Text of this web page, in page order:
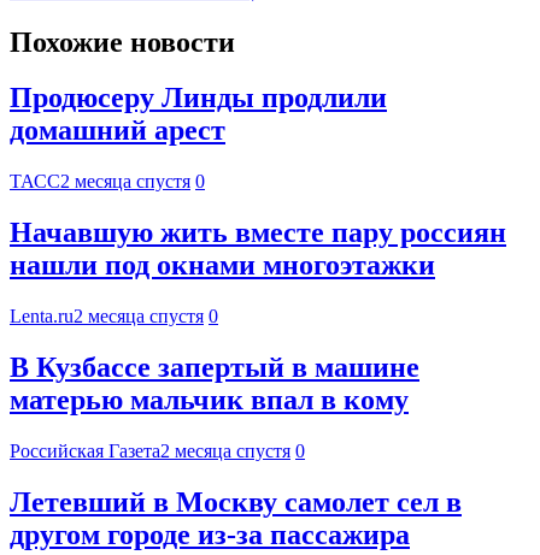
Похожие новости
Продюсеру Линды продлили
домашний арест
ТАСС2 месяца спустя 0
Начавшую жить вместе пару россиян
нашли под окнами многоэтажки
Lenta.ru2 месяца спустя 0
В Кузбассе запертый в машине
матерью мальчик впал в кому
Российская Газета2 месяца спустя 0
Летевший в Москву самолет сел в
другом городе из-за пассажира